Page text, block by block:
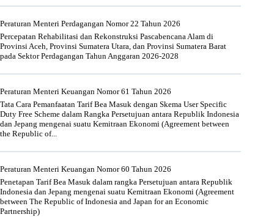
Peraturan Menteri Perdagangan Nomor 22 Tahun 2026
Percepatan Rehabilitasi dan Rekonstruksi Pascabencana Alam di
Provinsi Aceh, Provinsi Sumatera Utara, dan Provinsi Sumatera Barat
pada Sektor Perdagangan Tahun Anggaran 2026-2028
Peraturan Menteri Keuangan Nomor 61 Tahun 2026
Tata Cara Pemanfaatan Tarif Bea Masuk dengan Skema User Specific
Duty Free Scheme dalam Rangka Persetujuan antara Republik Indonesia
dan Jepang mengenai suatu Kemitraan Ekonomi (Agreement between
the Republic of...
Peraturan Menteri Keuangan Nomor 60 Tahun 2026
Penetapan Tarif Bea Masuk dalam rangka Persetujuan antara Republik
Indonesia dan Jepang mengenai suatu Kemitraan Ekonomi (Agreement
between The Republic of Indonesia and Japan for an Economic
Partnership)